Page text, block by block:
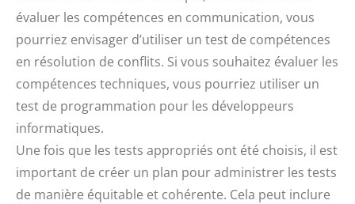
évaluer les compétences en communication, vous
pourriez envisager d’utiliser un test de compétences
en résolution de conflits. Si vous souhaitez évaluer les
compétences techniques, vous pourriez utiliser un
test de programmation pour les développeurs
informatiques.
Une fois que les tests appropriés ont été choisis, il est
important de créer un plan pour administrer les tests
de manière équitable et cohérente. Cela peut inclure